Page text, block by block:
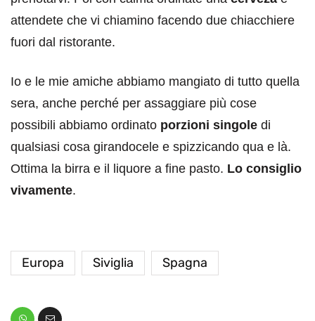
attendete che vi chiamino facendo due chiacchiere
fuori dal ristorante.
Io e le mie amiche abbiamo mangiato di tutto quella
sera, anche perché per assaggiare più cose
possibili abbiamo ordinato porzioni singole di
qualsiasi cosa girandocele e spizzicando qua e là.
Ottima la birra e il liquore a fine pasto. Lo consiglio
vivamente.
Europa Siviglia Spagna